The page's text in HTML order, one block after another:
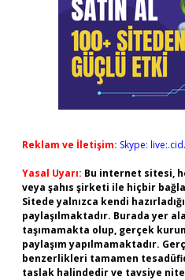
Reklam ve İletişim: Skype:
Yasal Uyarı: Bu internet sitesi,
veya şahıs şirketi ile hiçbir
Sitede yalnızca kendi
paylaşılmaktadır. Burada yer
taşımamakta olup, gerçek
paylaşım yapılmamaktadır.
benzerlikleri tamamen
taslak halindedir ve tavsiye